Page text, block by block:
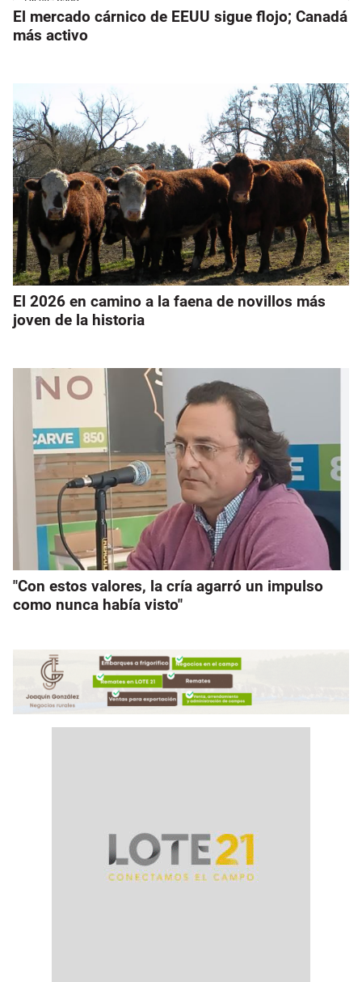
El mercado cárnico de EEUU sigue flojo; Canadá
más activo
El 2026 en camino a la faena de novillos más
joven de la historia
"Con estos valores, la cría agarró un impulso
como nunca había visto"